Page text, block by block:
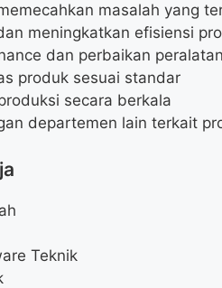
masalah yang
meningkatkan efisiensi
dan perbaikan
produk sesuai standar
secara berkala
departemen lain terkait
Teknik